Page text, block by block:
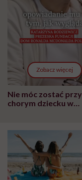
Zobacz więcej
Nie móc zostać przy
chorym dziecku w
może chyba tylko
głupota i brak
wyobraźni"